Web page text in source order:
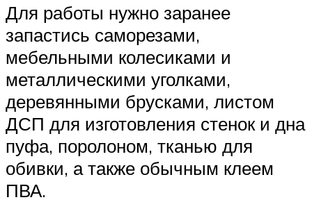
Для работы нужно заранее
запастись саморезами,
мебельными колесиками и
металлическими уголками,
деревянными брусками, листом
ДСП для изготовления стенок и дна
пуфа, поролоном, тканью для
обивки, а также обычным клеем
ПВА.